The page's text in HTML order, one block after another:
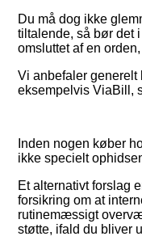
Du må dog ikke
tiltalende, så bør det
omsluttet af en
Vi anbefaler generelt
eksempelvis ViaBill,
Inden nogen køber
ikke specielt
Et alternativt forslag
forsikring om at
rutinemæssigt
støtte, ifald du bliver